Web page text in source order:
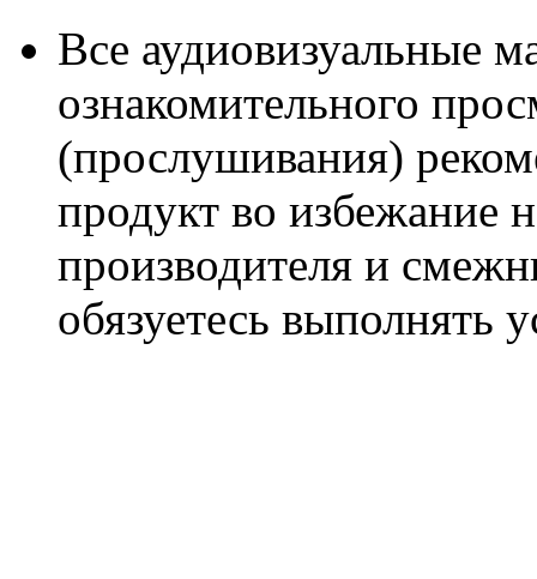
Все аудиовизуальные
ознакомительного
(прослушивания)
продукт во избежание
производителя и
обязуетесь выполнять